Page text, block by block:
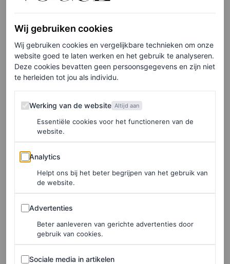
©DOUGLAS
Zonnebalsem, € 29,95
Murad City Skin Age Defense Broad
Spectrum SPF 50
Dit product belooft voor 89 procent tegen blauw licht te
beschermen en voor 96 procent tegen vervuiling, dankzij
ingrediënten als luteïne en ijzeroxide.
Wij gebruiken cookies
Wij gebruiken cookies en vergelijkbare technieken om onze
website goed te laten werken en het gebruik te analyseren.
Deze cookies bevatten geen persoonsgegevens en zijn niet
te herleiden tot jou als individu.
Werking van de website
Werking van de website Altijd aan
Essentiële cookies voor het functioneren van de
website.
Analytics
Analytics
Helpt ons bij het beter begrijpen van het gebruik van
de website.
Advertenties
Advertenties
Beter aanleveren van gerichte advertenties door
gebruik van cookies.
Sociale media in artikelen
Sociale media in artikelen